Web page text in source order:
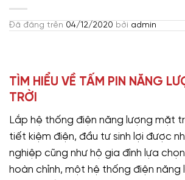
Đã đăng trên 04/12/2020 bởi admin
TÌM HIỂU VỀ TẤM PIN NĂNG
TRỜI
Lắp hệ thống điện năng lượng mặt
tiết kiệm điện, đầu tư sinh lợi được
nghiệp cũng như hộ gia đình lựa
hoàn chỉnh, một hệ thống điện